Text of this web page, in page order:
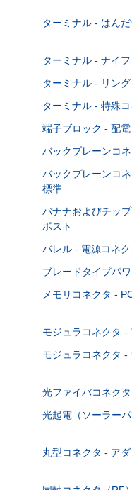
ターミナル - はん
ターミナル - ナイ
ターミナル - リン
ターミナル - 特殊
端子ブロック - 配電
バックプレーンコ
バックプレーンコ
標準
バナナおよびチッ
ポスト
バレル - 電源コネク
ブレードタイプパ
メモリコネクタ -
モジュラコネクタ -
モジュラコネクタ -
光ファイバコネクタ
光起電（ソーラー
丸型コネクタ - アダ